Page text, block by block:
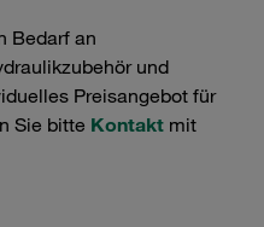
Bedarf an
und
Preisangebot für
Sie bitte Kontakt mit